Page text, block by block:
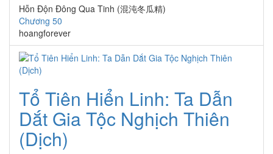
Hỗn Độn Đông Qua Tinh (混沌冬瓜精)
Chương 50
hoangforever
Tổ Tiên Hiển Linh: Ta Dẫn
Dắt Gia Tộc Nghịch Thiên
(Dịch)